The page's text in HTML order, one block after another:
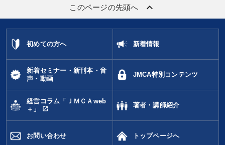
営業力強化 女性経営者 インバウンド
健康・ウェルビーイング 老舗企業
生産性向上 繁盛 思考法 労務問題・人事対策
このページの先頭へ keyboard_arrow_up
初めての方へ 新着情報
新着セミナー・新刊本・音
声・動画
JMCA特別コンテンツ
経営コラム「ＪＭＣＡweb
＋」
open_in_new
著者・講師紹介
お問い合わせ トップページへ